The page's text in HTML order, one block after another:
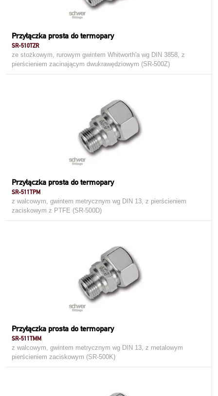
Przyłączka prosta do termopary
SR-510TZR
ze stożkowym, rurowym gwintem Whitworth'a wg DIN 3858, z
pierścieniem zacinającym dwukrawędziowym (SR-500Z)
Przyłączka prosta do termopary
SR-511TPM
z walcowym, gwintem metrycznym wg DIN 13, z pierścieniem
zaciskowym z PTFE (SR-500D)
Przyłączka prosta do termopary
SR-511TMM
z walcowym, gwintem metrycznym wg DIN 13, z metalowym
pierścieniem zaciskowym (SR-500K)